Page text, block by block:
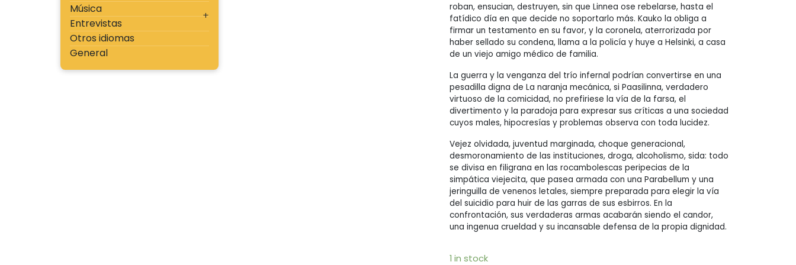
Música
Entrevistas
Otros idiomas
General
roban, ensucian, destruyen, sin que Linnea ose rebelarse, hasta el
fatídico día en que decide no soportarlo más. Kauko la obliga a
firmar un testamento en su favor, y la coronela, aterrorizada por
haber sellado su condena, llama a la policía y huye a Helsinki, a casa
de un viejo amigo médico de familia.
La guerra y la venganza del trío infernal podrían convertirse en una
pesadilla digna de La naranja mecánica, si Paasilinna, verdadero
virtuoso de la comicidad, no prefiriese la vía de la farsa, el
divertimento y la paradoja para expresar sus críticas a una sociedad
cuyos males, hipocresías y problemas observa con toda lucidez.
Vejez olvidada, juventud marginada, choque generacional,
desmoronamiento de las instituciones, droga, alcoholismo, sida: todo
se divisa en filigrana en las rocambolescas peripecias de la
simpática viejecita, que pasea armada con una Parabellum y una
jeringuilla de venenos letales, siempre preparada para elegir la vía
del suicidio para huir de las garras de sus esbirros. En la
confrontación, sus verdaderas armas acabarán siendo el candor,
una ingenua crueldad y su incansable defensa de la propia dignidad.
1 in stock